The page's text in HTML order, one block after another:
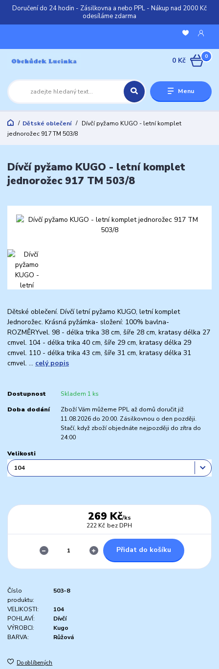
Doručení do 24 hodin - Zásilkovna a nebo PPL - Nákup nad 2000 Kč
odesíláme zdarma
Menu
0
0 Kč
Dětské oblečení
Dívčí pyžamo KUGO - letní komplet
jednorožec 917 TM 503/8
Dívčí pyžamo KUGO - letní komplet
jednorožec 917 TM 503/8
Dětské oblečení. Dívčí letní pyžamo KUGO, letní komplet
Jednorožec. Krásná pyžámka- složení: 100% bavlna-
ROZMĚRYvel. 98 - délka trika 38 cm, šíře 28 cm, kratasy délka 27
cmvel. 104 - délka trika 40 cm, šíře 29 cm, kratasy délka 29
cmvel. 110 - délka trika 43 cm, šíře 31 cm, kratasy délka 31
cmvel. ... celý popis
Dostupnost Skladem 1 ks
Doba dodání
Zboží Vám můžeme PPL až domů doručit již
11.08.2026 do 20:00. Zásilkovnou o den později.
Stačí, když zboží objednáte nejpozději do zítra do
24:00
Velikosti
269 Kč/ks
222 Kč bez DPH
Přidat do košíku
Číslo
produktu:
503-8
VELIKOSTI:
104
POHLAVÍ:
Dívčí
VÝROBCI:
Kugo
BARVA:
Růžová
Do oblíbených